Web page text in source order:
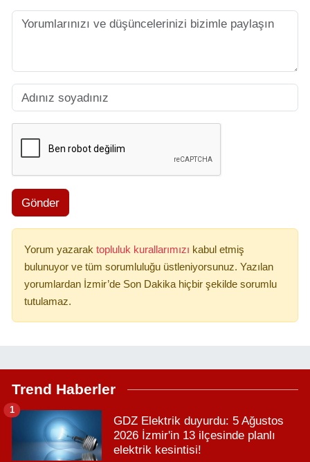
Gönder
Yorum yazarak topluluk kurallarımızı kabul etmiş
bulunuyor ve tüm sorumluluğu üstleniyorsunuz. Yazılan
yorumlardan İzmir’de Son Dakika hiçbir şekilde sorumlu
tutulamaz.
Trend Haberler
GDZ Elektrik duyurdu: 5 Ağustos
2026 İzmir'in 13 ilçesinde planlı
elektrik kesintisi!
1